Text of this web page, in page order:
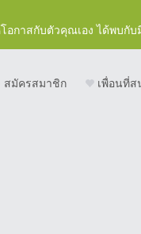
อกาสกับตัวคุณเอง ได้พบกั
สมัครสมาชิก เพื่อนที่